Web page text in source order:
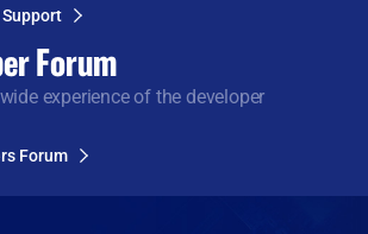
Forum
experience of the developer
Forum